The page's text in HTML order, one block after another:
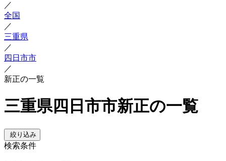
／
全国
／
三重県
／
四日市市
／
新正の一覧
三重県四日市市新正の一覧
絞り込み
検索条件